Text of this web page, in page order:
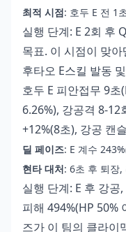
최적 시점: 호두 E 전 1
실행 단계: E 2회 후
목표. 이 시점이 맞
후타오 E스킬 발동
호두 E 피안접무 9초
6.26%), 강공격 8-
+12%(8초), 강공 캔
딜 페이즈: E 계수
현타 대처: 6초 후 퇴장,
실행 단계: E 후 강
피해 494%(HP 50%
즈가 이 팀의 클라이